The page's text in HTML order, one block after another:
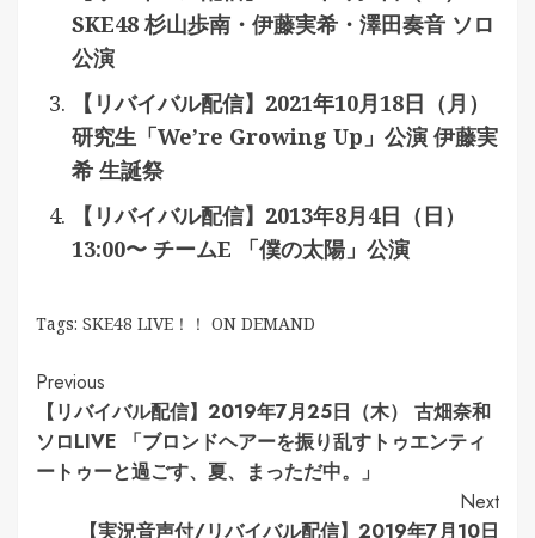
SKE48 杉山歩南・伊藤実希・澤田奏音 ソロ
公演
【リバイバル配信】2021年10月18日（月）
研究生「We’re Growing Up」公演 伊藤実
希 生誕祭
【リバイバル配信】2013年8月4日（日）
13:00〜 チームE 「僕の太陽」公演
Tags: SKE48 LIVE！！ ON DEMAND
Continue
Reading
Previous
【リバイバル配信】2019年7月25日（木） 古畑奈和
ソロLIVE 「ブロンドヘアーを振り乱すトゥエンティ
ートゥーと過ごす、夏、まっただ中。」
Next
【実況音声付/リバイバル配信】2019年7月10日